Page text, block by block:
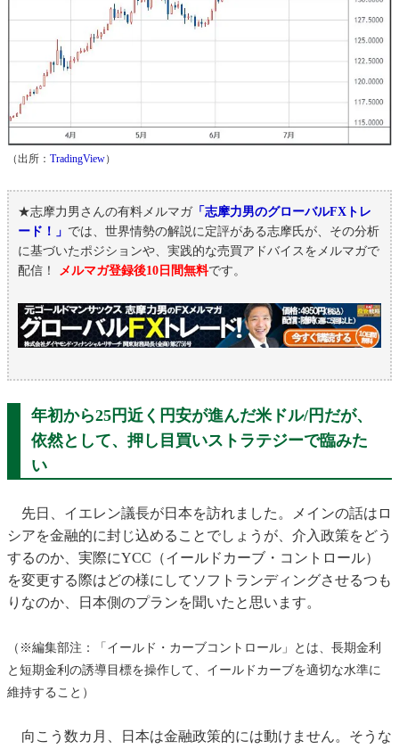
（出所： TradingView）
★志摩力男さんの有料メルマガ「志摩力男のグローバルFXトレ
ード！」 では、世界情勢の解説に定評がある志摩氏が、その分析
に基づいたポジションや、実践的な売買アドバイスをメルマガで
配信！
メルマガ登録後10日間無料です。
年初から25円近く円安が進んだ米ドル/円だが、
依然として、押し目買いストラテジーで臨みた
い
先日、イエレン議長が日本を訪れました。メインの話はロ
シアを金融的に封じ込めることでしょうが、介入政策をどう
するのか、実際にYCC（イールドカーブ・コントロール）
を変更する際はどの様にしてソフトランディングさせるつも
りなのか、日本側のプランを聞いたと思います。
（※編集部注：「イールド・カーブコントロール」とは、長期金利
と短期金利の誘導目標を操作して、イールドカーブを適切な水準に
維持すること）
向こう数カ月、日本は金融政策的には動けません。そうな